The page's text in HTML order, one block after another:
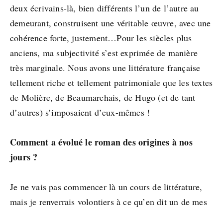
deux écrivains-là, bien différents l’un de l’autre au
demeurant, construisent une véritable œuvre, avec une
cohérence forte, justement…Pour les siècles plus
anciens, ma subjectivité s’est exprimée de manière
très marginale. Nous avons une littérature française
tellement riche et tellement patrimoniale que les textes
de Molière, de Beaumarchais, de Hugo (et de tant
d’autres) s’imposaient d’eux-mêmes !
Comment a évolué le roman des origines à nos
jours ?
Je ne vais pas commencer là un cours de littérature,
mais je renverrais volontiers à ce qu’en dit un de mes